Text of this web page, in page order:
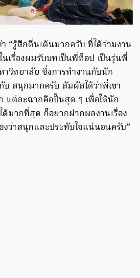
า “รู้สึกตื่นเต้นมากครับ ที่ได้ร่วมงาน
เรื่องผมรับบทเป็นพี่ท็อป เป็นรุ่นพี่
วิทยาลัย ซึ่งการทำงานกับนัก
สนุกมากครับ สัมผัสได้ว่าพี่เขา
แต่ละฉากคือปั้นสุด ๆ เพื่อให้นัก
มากที่สุด ก็อยากฝากผลงานเรื่อง
งว่าสนุกและประทับใจแน่นอนครับ”